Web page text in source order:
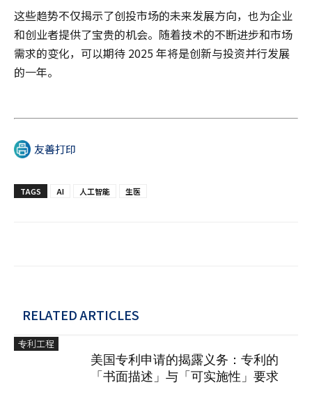
这些趋势不仅揭示了创投市场的未来发展方向，也为企业
和创业者提供了宝贵的机会。随着技术的不断进步和市场
需求的变化，可以期待 2025 年将是创新与投资并行发展
的一年。
友善打印
TAGS AI 人工智能 生医
RELATED ARTICLES
专利工程
美国专利申请的揭露义务：专利的
「书面描述」与「可实施性」要求